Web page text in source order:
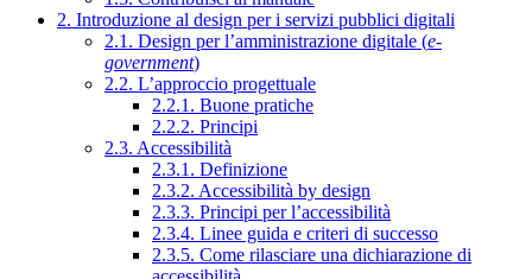
2. Introduzione al design per i servizi pubblici digitali
2.1. Design per l’amministrazione digitale (e-
government)
2.2. L’approccio progettuale
2.2.1. Buone pratiche
2.2.2. Principi
2.3. Accessibilità
2.3.1. Definizione
2.3.2. Accessibilità by design
2.3.3. Principi per l’accessibilità
2.3.4. Linee guida e criteri di successo
2.3.5. Come rilasciare una dichiarazione di